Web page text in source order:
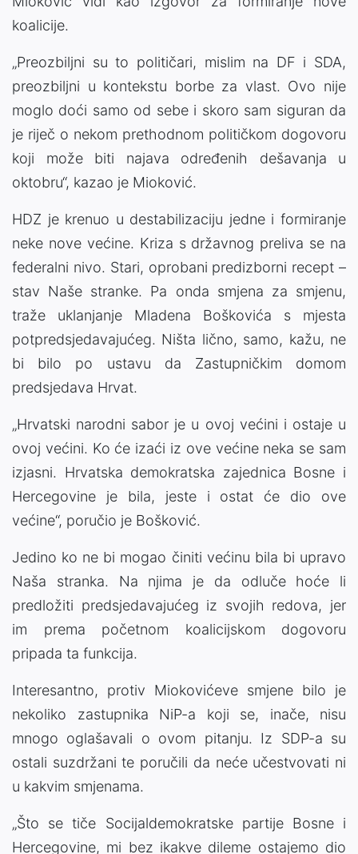
koalicije.
„Preozbiljni su to političari, mislim na DF i SDA,
preozbiljni u kontekstu borbe za vlast. Ovo nije
moglo doći samo od sebe i skoro sam siguran da
je riječ o nekom prethodnom političkom dogovoru
koji može biti najava određenih dešavanja u
oktobru“, kazao je Mioković.
HDZ je krenuo u destabilizaciju jedne i formiranje
neke nove većine. Kriza s državnog preliva se na
federalni nivo. Stari, oprobani predizborni recept –
stav Naše stranke. Pa onda smjena za smjenu,
traže uklanjanje Mladena Boškovića s mjesta
potpredsjedavajućeg. Ništa lično, samo, kažu, ne
bi bilo po ustavu da Zastupničkim domom
predsjedava Hrvat.
„Hrvatski narodni sabor je u ovoj većini i ostaje u
ovoj većini. Ko će izaći iz ove većine neka se sam
izjasni. Hrvatska demokratska zajednica Bosne i
Hercegovine je bila, jeste i ostat će dio ove
većine“, poručio je Bošković.
Jedino ko ne bi mogao činiti većinu bila bi upravo
Naša stranka. Na njima je da odluče hoće li
predložiti predsjedavajućeg iz svojih redova, jer
im prema početnom koalicijskom dogovoru
pripada ta funkcija.
Interesantno, protiv Miokovićeve smjene bilo je
nekoliko zastupnika NiP-a koji se, inače, nisu
mnogo oglašavali o ovom pitanju. Iz SDP-a su
ostali suzdržani te poručili da neće učestvovati ni
u kakvim smjenama.
„Što se tiče Socijaldemokratske partije Bosne i
Hercegovine, mi bez ikakve dileme ostajemo dio